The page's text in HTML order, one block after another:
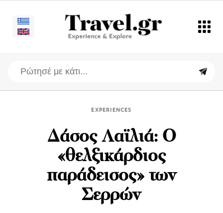
EXPERIENCES
Δάσος Λαϊλιά: Ο
«θελξικάρδιος
παράδεισος» των
Σερρών